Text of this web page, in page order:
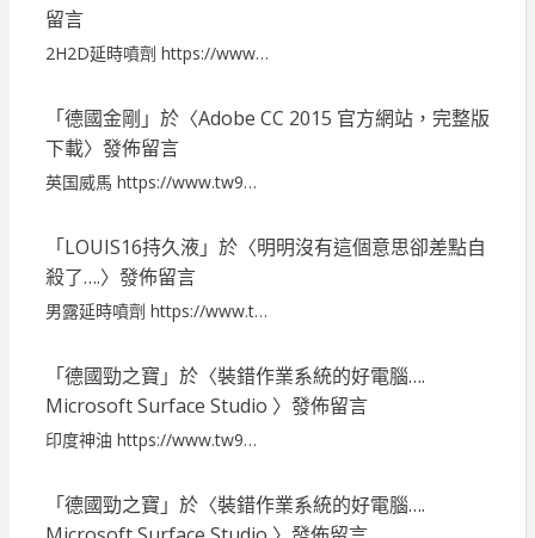
留言
2H2D延時噴劑 https://www…
「德國金剛 」於〈Adobe CC 2015 官方網站，完整版
下載〉發佈留言
英国威馬 https://www.tw9…
「LOUIS16持久液」於〈明明沒有這個意思卻差點自
殺了….〉發佈留言
男露延時噴劑 https://www.t…
「德國勁之寶 」於〈裝錯作業系統的好電腦….
Microsoft Surface Studio 〉發佈留言
印度神油 https://www.tw9…
「德國勁之寶 」於〈裝錯作業系統的好電腦….